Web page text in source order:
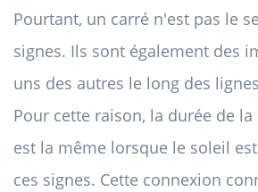
Pourtant, un carré n'est pas le
signes. Ils sont également des
uns des autres le long des
Pour cette raison, la durée de
est la même lorsque le soleil
ces signes. Cette connexion